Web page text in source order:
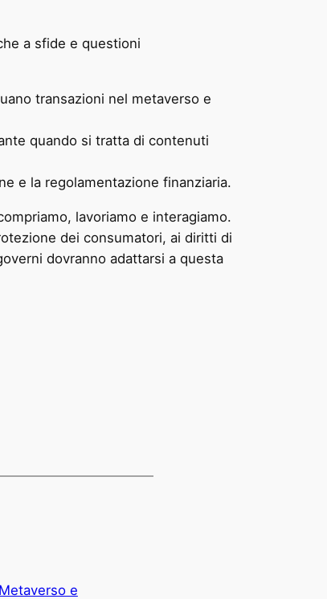
a sfide e questioni
transazioni nel metaverso e
quando si tratta di contenuti
e la regolamentazione finanziaria.
lavoriamo e interagiamo.
dei consumatori, ai diritti di
dovranno adattarsi a questa
Metaverso e